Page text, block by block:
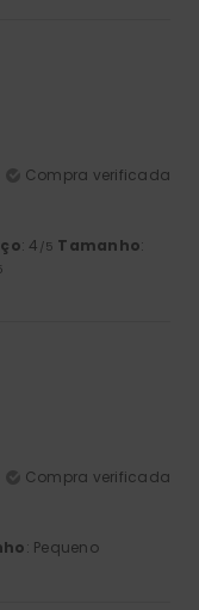
Compra verificada
: 4 /5 Tamanho:
Compra verificada
: Pequeno